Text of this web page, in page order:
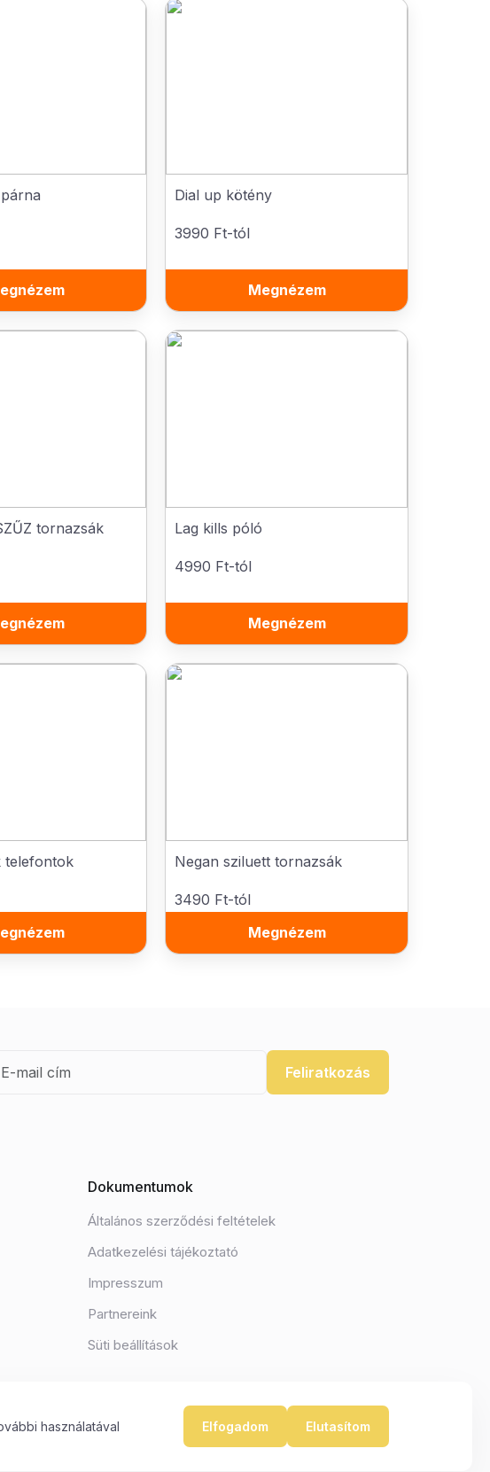
Dial up kötény
3990 Ft-tól
Megnézem
tornazsák Lag kills póló
4990 Ft-tól
Megnézem
telefontok Negan sziluett tornazsák
3490 Ft-tól
Megnézem
Feliratkozás
Dokumentumok
Általános szerződési feltételek
Adatkezelési tájékoztató
Impresszum
Partnereink
Süti beállítások
használatával
Elfogadom Elutasítom